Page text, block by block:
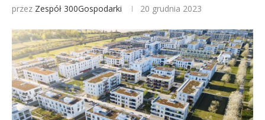
przez Zespół 300Gospodarki 20 grudnia 2023